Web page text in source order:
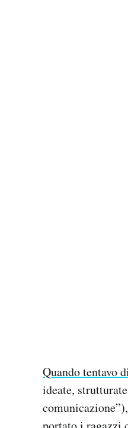
Quando tentavo
ideate,